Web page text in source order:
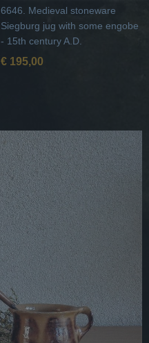
6646. Medieval stoneware
Siegburg jug with some engobe
- 15th century A.D.
€ 195,00